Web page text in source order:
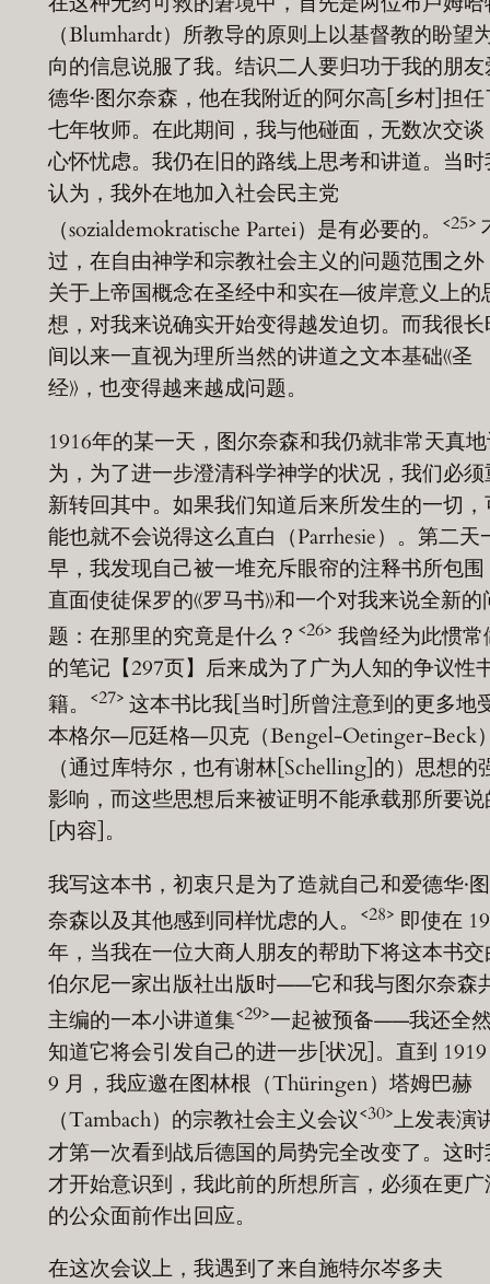
（Blumhardt）所教导的原则上以基督教的盼望
向的信息说服了我。结识二人要归功于我的朋友
德华·图尔奈森，他在我附近的阿尔高[乡村]担任
七年牧师。在此期间，我与他碰面，无数次交谈
心怀忧虑。我仍在旧的路线上思考和讲道。当时
认为，我外在地加入社会民主党
（sozialdemokratische Partei）是有必要的。
<25>
过，在自由神学和宗教社会主义的问题范围之外
关于上帝国概念在圣经中和实在—彼岸意义上的
想，对我来说确实开始变得越发迫切。而我很长
间以来一直视为理所当然的讲道之文本基础《圣
经》，也变得越来越成问题。
1916年的某一天，图尔奈森和我仍就非常天真
为，为了进一步澄清科学神学的状况，我们必须
新转回其中。如果我们知道后来所发生的一切，
能也就不会说得这么直白（Parrhesie）。第二天
早，我发现自己被一堆充斥眼帘的注释书所包围
直面使徒保罗的《罗马书》和一个对我来说全新的
题：在那里的究竟是什么？ <26> 我曾经为此惯常
的笔记【297页】后来成为了广为人知的争议性
籍。
<27> 这本书比我[当时]所曾注意到的更多地
本格尔—厄廷格—贝克（Bengel-Oetinger-Beck
（通过库特尔，也有谢林[Schelling]的）思想的
影响，而这些思想后来被证明不能承载那所要说
[内容]。
我写这本书，初衷只是为了造就自己和爱德华·
奈森以及其他感到同样忧虑的人。
<28> 即使在
年，当我在一位大商人朋友的帮助下将这本书交
伯尔尼一家出版社出版时——它和我与图尔奈森
主编的一本小讲道集<29>一起被预备——我还全
知道它将会引发自己的进一步[状况]。直到
9 月，我应邀在图林根（Thüringen）塔姆巴赫
（Tambach）的宗教社会主义会议<30>上发表演
才第一次看到战后德国的局势完全改变了。这时
才开始意识到，我此前的所想所言，必须在更广
的公众面前作出回应。
在这次会议上，我遇到了来自施特尔岑多夫